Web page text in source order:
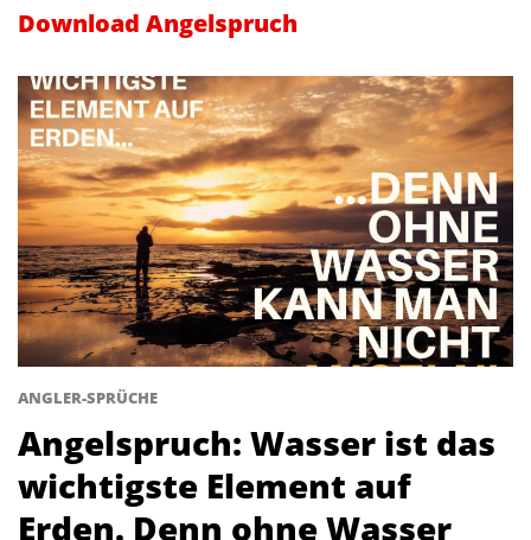
Download Angelspruch
ANGLER-SPRÜCHE
Angelspruch: Wasser ist das
wichtigste Element auf
Erden. Denn ohne Wasser